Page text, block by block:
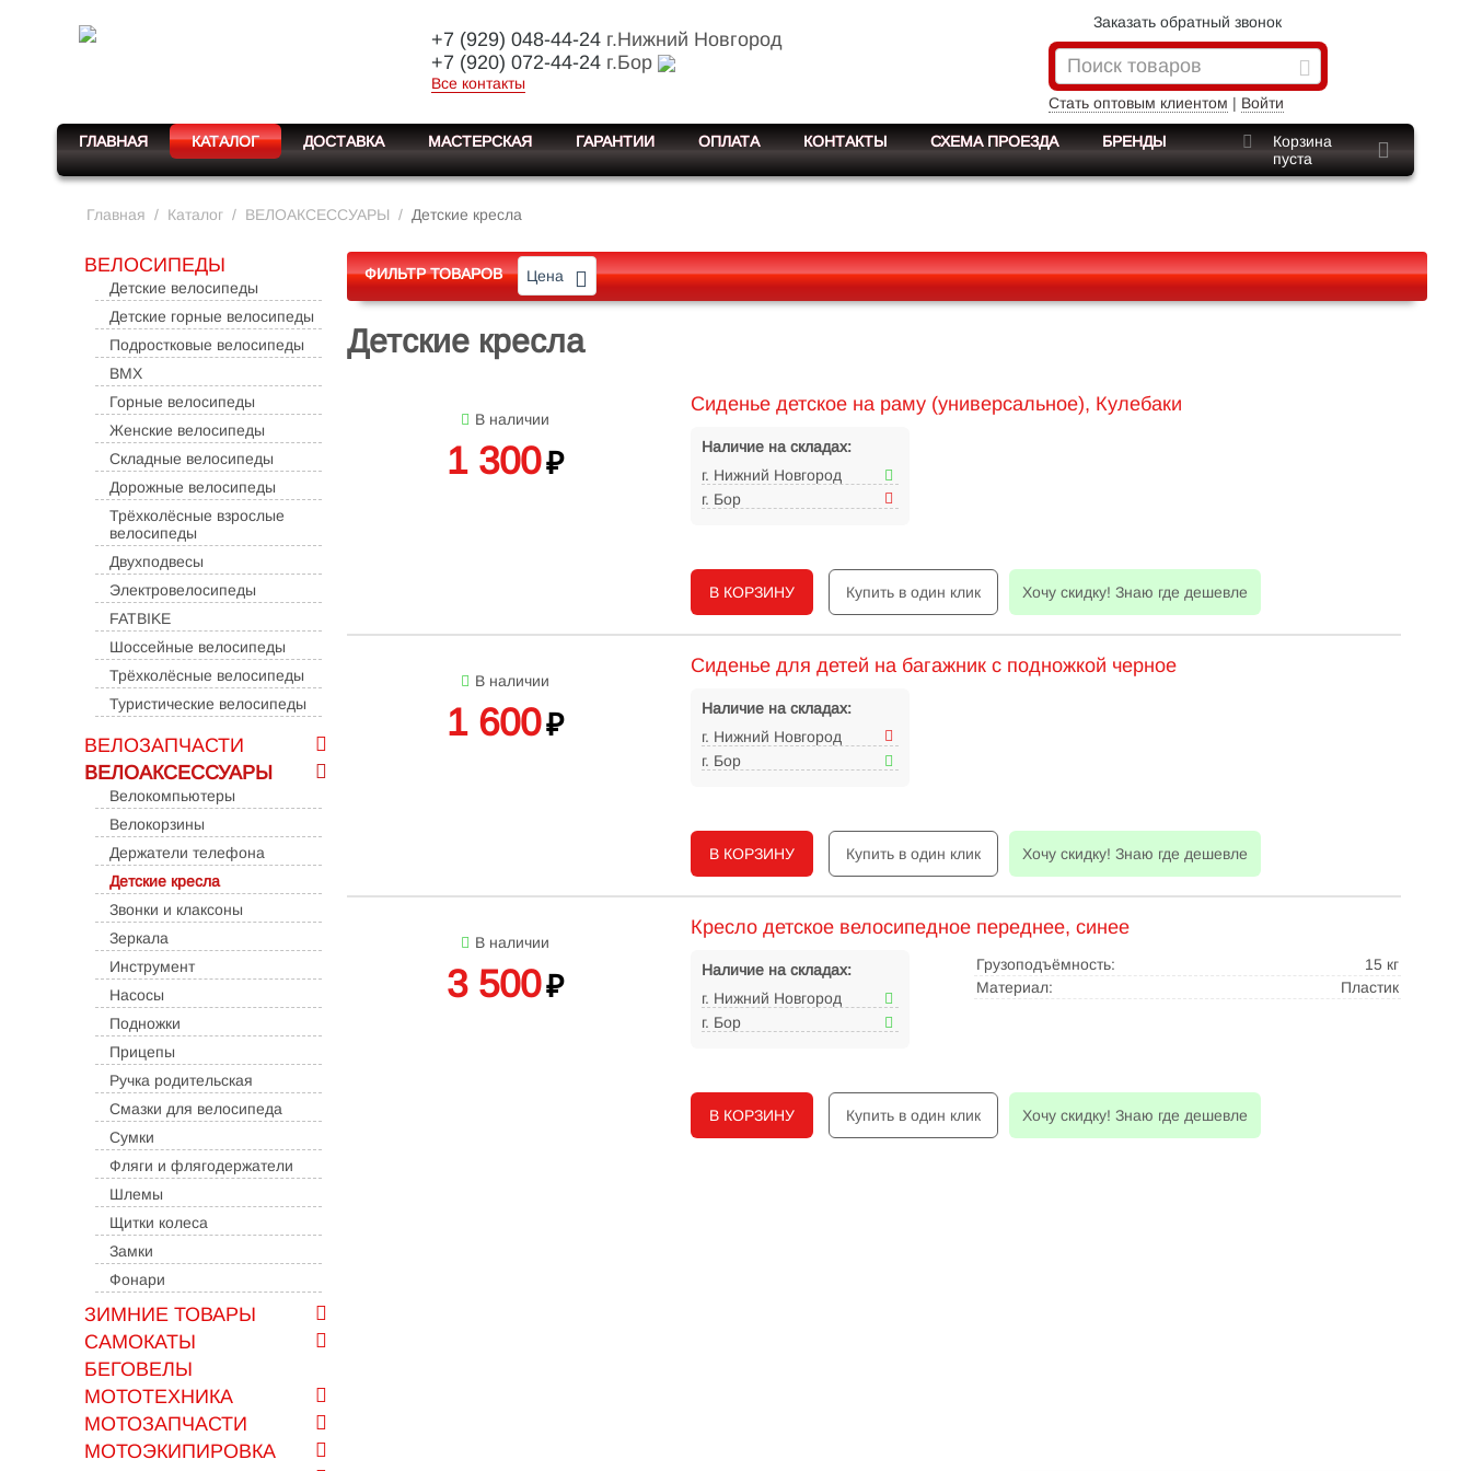
+7 (929) 048-44-24г.Нижний Новгород
+7 (920) 072-44-24г.Бор
Все контакты
Заказать обратный звонок
Стать оптовым клиентом | Войти
ГЛАВНАЯ КАТАЛОГ ДОСТАВКА МАСТЕРСКАЯ ГАРАНТИИ ОПЛАТА КОНТАКТЫ СХЕМА ПРОЕЗДА БРЕНДЫ
Корзина
пуста
Главная / Каталог / ВЕЛОАКСЕССУАРЫ / Детские кресла
ВЕЛОСИПЕДЫ
Детские велосипеды
Детские горные велосипеды
Подростковые велосипеды
BMX
Горные велосипеды
Женские велосипеды
Складные велосипеды
Дорожные велосипеды
Трёхколёсные взрослые
велосипеды
Двухподвесы
Электровелосипеды
FATBIKE
Шоссейные велосипеды
Трёхколёсные велосипеды
Туристические велосипеды
ВЕЛОЗАПЧАСТИ
ВЕЛОАКСЕССУАРЫ
Велокомпьютеры
Велокорзины
Держатели телефона
Детские кресла
Звонки и клаксоны
Зеркала
Инструмент
Насосы
Подножки
Прицепы
Ручка родительская
Смазки для велосипеда
Сумки
Фляги и флягодержатели
Шлемы
Щитки колеса
Замки
Фонари
ЗИМНИЕ ТОВАРЫ
САМОКАТЫ
БЕГОВЕЛЫ
МОТОТЕХНИКА
МОТОЗАПЧАСТИ
МОТОЭКИПИРОВКА
ФИЛЬТР ТОВАРОВ Цена
Детские кресла
В наличии
1 300₽
Сиденье детское на раму (универсальное), Кулебаки
Наличие на складах:
г. Нижний Новгород
г. Бор
В КОРЗИНУ Купить в один клик Хочу скидку! Знаю где дешевле
В наличии
1 600₽
Сиденье для детей на багажник с подножкой черное
Наличие на складах:
г. Нижний Новгород
г. Бор
В КОРЗИНУ Купить в один клик Хочу скидку! Знаю где дешевле
В наличии
3 500₽
Кресло детское велосипедное переднее, синее
Наличие на складах:
г. Нижний Новгород
г. Бор
Грузоподъёмность:
15 кг
Материал:
Пластик
В КОРЗИНУ Купить в один клик Хочу скидку! Знаю где дешевле